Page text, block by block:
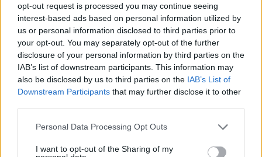
opt-out request is processed you may continue seeing
interest-based ads based on personal information utilized by
us or personal information disclosed to third parties prior to
your opt-out. You may separately opt-out of the further
disclosure of your personal information by third parties on the
IAB’s list of downstream participants. This information may
also be disclosed by us to third parties on the IAB’s List of
Downstream Participants that may further disclose it to other
Personal Data Processing Opt Outs
I want to opt-out of the Sharing of my
Τέτα Κωνσταντά: Τα νέα για την
υγεία του Γιώργου Ματαράγκα και ο
γάμος με τον αδερφό του, Γιάννη
κούραση του χειμώνα» - Το
πρόβλημα στις διακοπές στο νησί
Τι είναι το «σύννεφο φωτιάς» -pyrocumulus ή
πυροσωρείτης: Δείτε βίντεο της πυρκαγιάς στον
Κιθαιρώνα